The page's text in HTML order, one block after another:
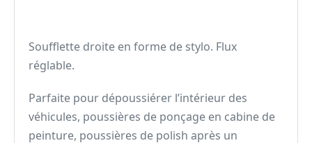
Soufflette droite en forme de stylo. Flux
réglable.
Parfaite pour dépoussiérer l’intérieur des
véhicules, poussières de ponçage en cabine de
peinture, poussières de polish après un